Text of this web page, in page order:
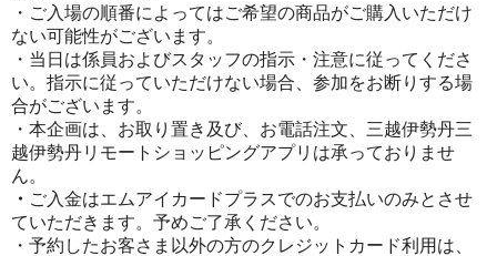
・ご入場の順番によってはご希望の商品がご購入いただけ
ない可能性がございます。
・ 当日は係員およびスタッフの指示・注意に従ってくださ
い。指示に従っていただけない場合、参加をお断りする場
合がございます。
・ 本企画は、お取り置き及び、お電話注文 、三越伊勢丹三
越伊勢丹リモートショッピングアプリ は承っておりませ
ん。
・ ご入金はエムアイカードプラスでのお支払いのみとさせ
ていただきます。予めご了承ください。
・予約したお客さま以外の⽅のクレジットカード利用は、